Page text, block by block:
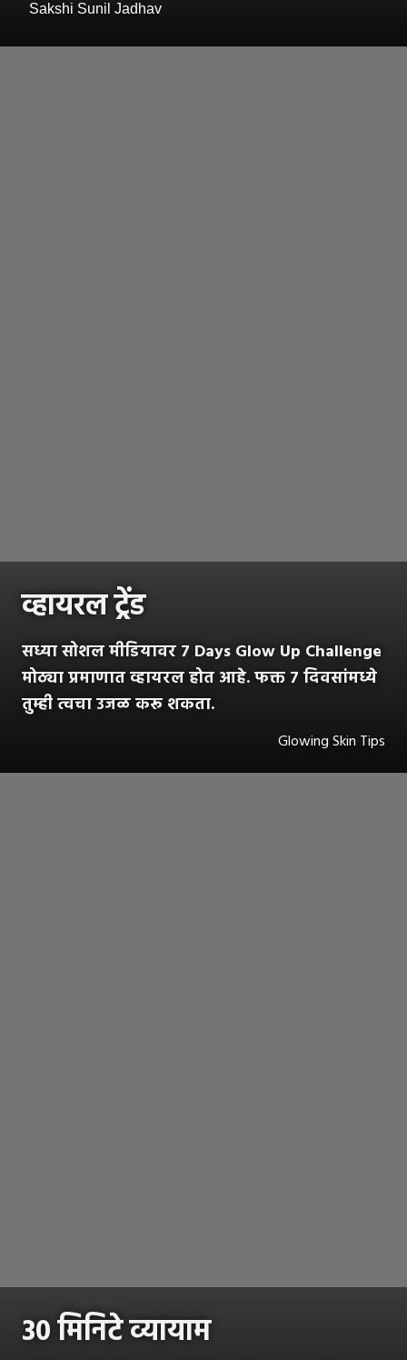
Sakshi Sunil Jadhav
व्हायरल ट्रेंड
सध्या सोशल मीडियावर 7 Days Glow Up Challenge
मोठ्या प्रमाणात व्हायरल होत आहे. फक्त 7 दिवसांमध्ये
तुम्ही त्वचा उजळ करू शकता.
Glowing Skin Tips
30 मिनिटे व्यायाम